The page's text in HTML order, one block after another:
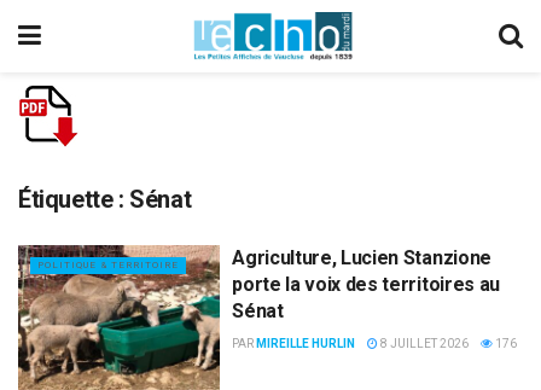
Étiquette : Sénat
POLITIQUE & TERRITOIRE
Agriculture, Lucien Stanzione
porte la voix des territoires au
Sénat
PAR MIREILLE HURLIN 8 JUILLET 2026 176